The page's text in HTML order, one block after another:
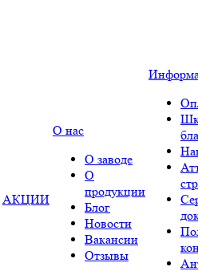
АКЦИИ
О нас
О заводе
О
продукции
Блог
Новости
Вакансии
Отзывы